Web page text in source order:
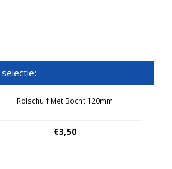
Rolschuif Met Bocht 120mm
€3,50